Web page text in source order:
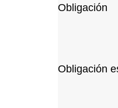
Obligación
Obligación